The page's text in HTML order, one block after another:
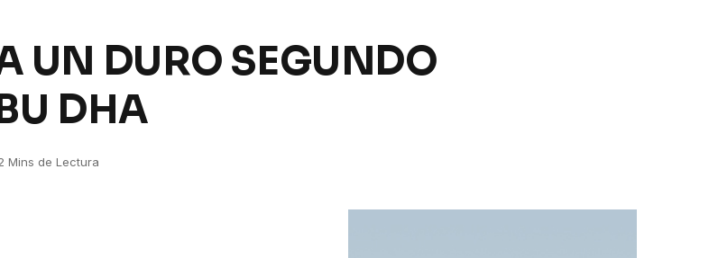
UN DURO SEGUNDO
DHA
Mins de Lectura